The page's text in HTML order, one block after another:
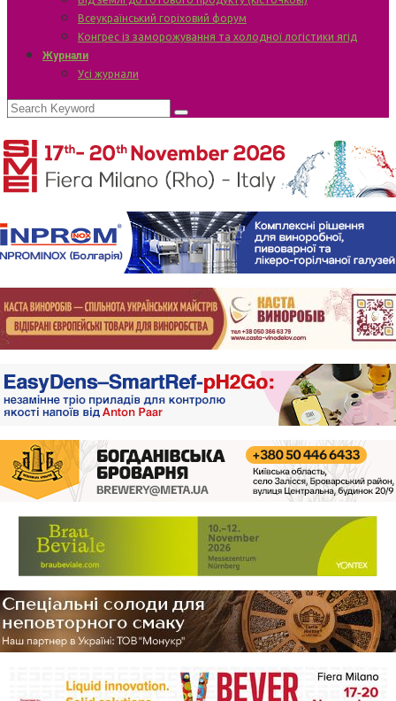
Всеукраїнський горіховий форум
Конгрес із заморожування та холодної логістики ягід
Журнали
Усі журнали